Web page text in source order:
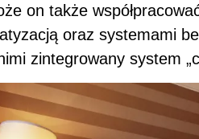
on także
oraz systemami
zintegrowany system